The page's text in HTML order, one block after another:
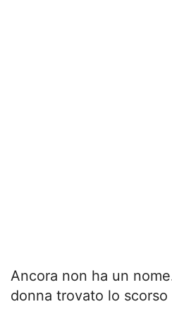
Ancora non ha un
donna trovato lo